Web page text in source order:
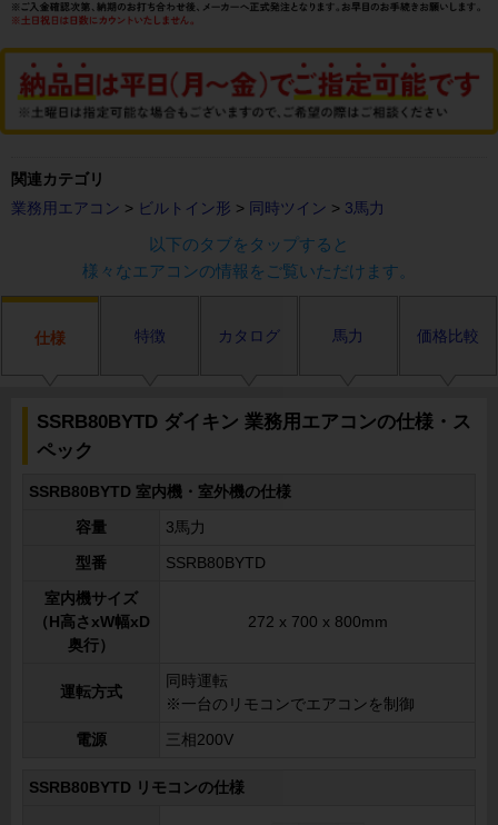
関連カテゴリ
業務用エアコン > ビルトイン形 > 同時ツイン > 3馬力
以下のタブをタップすると
様々なエアコンの情報をご覧いただけます。
仕様 特徴 カタログ 馬力 価格比較
SSRB80BYTD ダイキン 業務用エアコンの仕様・ス
ペック
SSRB80BYTD 室内機・室外機の仕様
容量 3馬力
型番 SSRB80BYTD
室内機サイズ
（H高さxW幅xD
奥行）
272 x 700 x 800mm
運転方式
同時運転
※一台のリモコンでエアコンを制御
電源 三相200V
SSRB80BYTD リモコンの仕様